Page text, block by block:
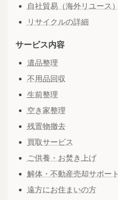
自社貿易（海外リユース）
リサイクルの詳細
サービス内容
遺品整理
不用品回収
生前整理
空き家整理
残置物撤去
買取サービス
ご供養・お焚き上げ
解体・不動産売却サポート
遠方にお住まいの方